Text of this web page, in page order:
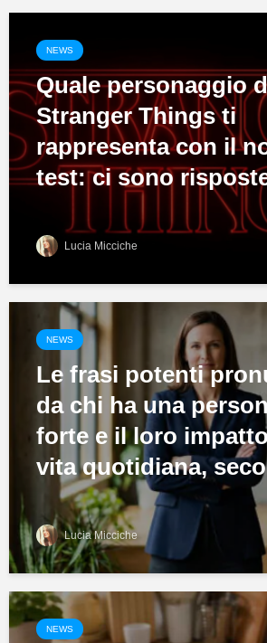
NEWS
Quale personaggio
Stranger Things ti
rappresenta con il
test: ci sono
Lucia Micciche
NEWS
Le frasi potenti
da chi ha una
forte e il loro
vita quotidiana,
Lucia Micciche
NEWS